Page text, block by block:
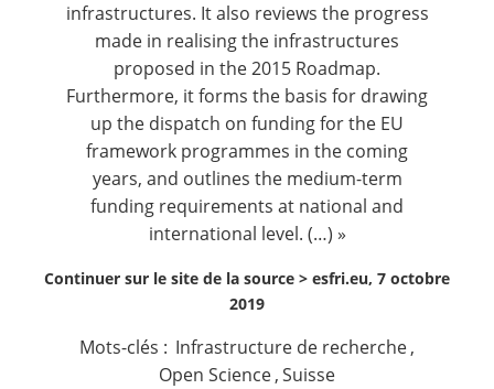
infrastructures. It also reviews the progress
made in realising the infrastructures
proposed in the 2015 Roadmap.
Furthermore, it forms the basis for drawing
up the dispatch on funding for the EU
framework programmes in the coming
years, and outlines the medium-term
funding requirements at national and
international level. (…) »
Continuer sur le site de la source > esfri.eu, 7 octobre
2019
Mots-clés : Infrastructure de recherche,
Open Science,Suisse